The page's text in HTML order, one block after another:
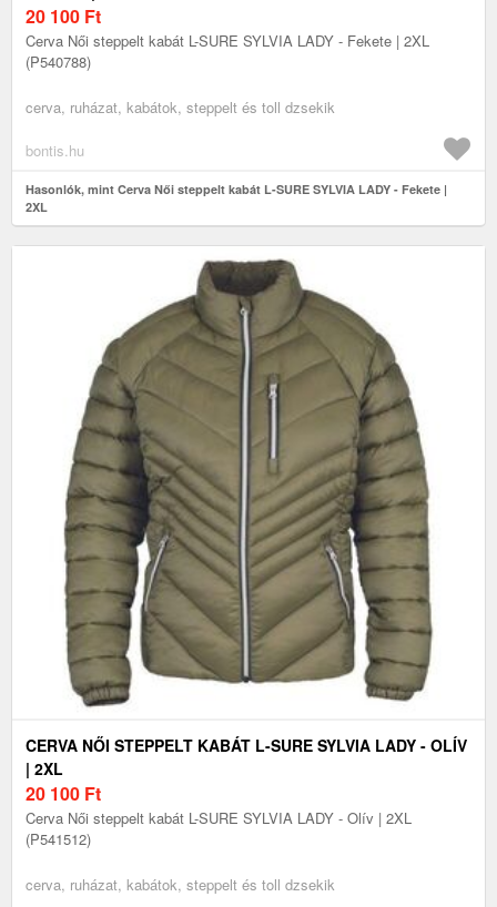
20 100 Ft
Cerva Női steppelt kabát L-SURE SYLVIA LADY - Fekete | 2XL
(P540788)
cerva, ruházat, kabátok, steppelt és toll dzsekik
bontis.hu
Hasonlók, mint Cerva Női steppelt kabát L-SURE SYLVIA LADY - Fekete |
2XL
CERVA NŐI STEPPELT KABÁT L-SURE SYLVIA LADY - OLÍV
| 2XL
20 100 Ft
Cerva Női steppelt kabát L-SURE SYLVIA LADY - Olív | 2XL
(P541512)
cerva, ruházat, kabátok, steppelt és toll dzsekik